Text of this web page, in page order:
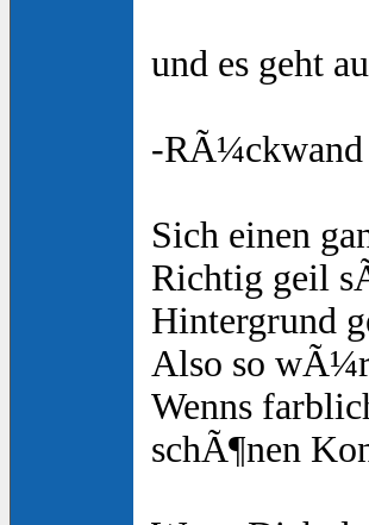
und es geht
-
Sich einen
Richtig geil
Hintergrund
Also so
Wenns
schÃ¶nen